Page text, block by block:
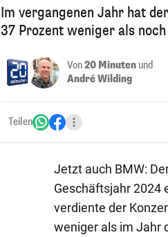
Im vergangenen Jahr hat
37 Prozent weniger als
Von20 Minuten und
André Wilding
Teilen
Jetzt auch BMW:
Geschäftsjahr 2024
verdiente der
weniger als im Jahr